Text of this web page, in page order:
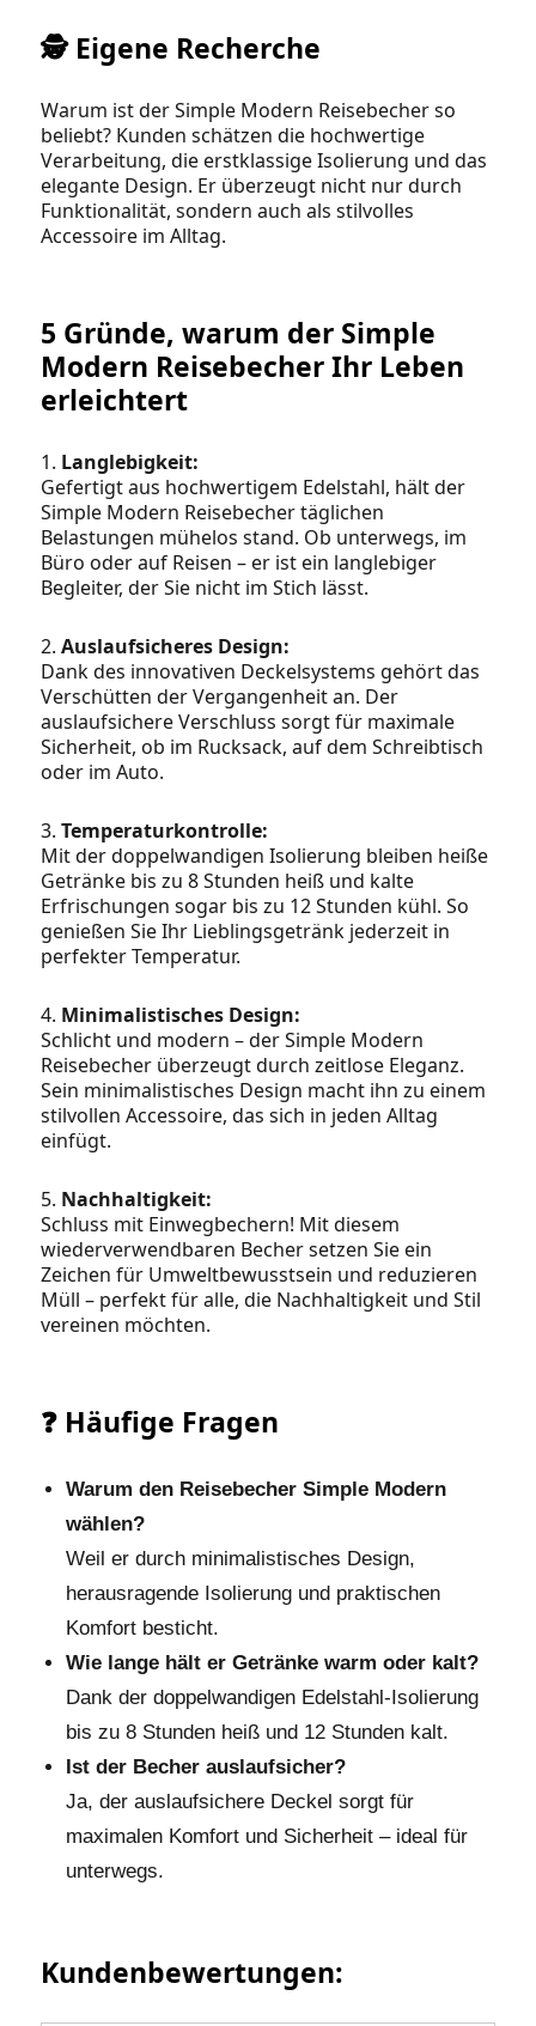
🕵️ Eigene Recherche
Warum ist der Simple Modern Reisebecher so
beliebt? Kunden schätzen die hochwertige
Verarbeitung, die erstklassige Isolierung und das
elegante Design. Er überzeugt nicht nur durch
Funktionalität, sondern auch als stilvolles
Accessoire im Alltag.
5 Gründe, warum der Simple
Modern Reisebecher Ihr Leben
erleichtert
1. Langlebigkeit:
Gefertigt aus hochwertigem Edelstahl, hält der
Simple Modern Reisebecher täglichen
Belastungen mühelos stand. Ob unterwegs, im
Büro oder auf Reisen – er ist ein langlebiger
Begleiter, der Sie nicht im Stich lässt.
2.Auslaufsicheres Design:
Dank des innovativen Deckelsystems gehört das
Verschütten der Vergangenheit an. Der
auslaufsichere Verschluss sorgt für maximale
Sicherheit, ob im Rucksack, auf dem Schreibtisch
oder im Auto.
3.Temperaturkontrolle:
Mit der doppelwandigen Isolierung bleiben heiße
Getränke bis zu 8 Stunden heiß und kalte
Erfrischungen sogar bis zu 12 Stunden kühl. So
genießen Sie Ihr Lieblingsgetränk jederzeit in
perfekter Temperatur.
4. Minimalistisches Design:
Schlicht und modern – der Simple Modern
Reisebecher überzeugt durch zeitlose Eleganz.
Sein minimalistisches Design macht ihn zu einem
stilvollen Accessoire, das sich in jeden Alltag
einfügt.
5. Nachhaltigkeit:
Schluss mit Einwegbechern! Mit diesem
wiederverwendbaren Becher setzen Sie ein
Zeichen für Umweltbewusstsein und reduzieren
Müll – perfekt für alle, die Nachhaltigkeit und Stil
vereinen möchten.
❓ Häufige Fragen
Warum den Reisebecher Simple Modern
wählen?
Weil er durch minimalistisches Design,
herausragende Isolierung und praktischen
Komfort besticht.
Wie lange hält er Getränke warm oder kalt?
Dank der doppelwandigen Edelstahl-Isolierung
bis zu 8 Stunden heiß und 12 Stunden kalt.
Ist der Becher auslaufsicher?
Ja, der auslaufsichere Deckel sorgt für
maximalen Komfort und Sicherheit – ideal für
unterwegs.
Kundenbewertungen: